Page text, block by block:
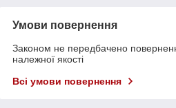
Умови повернення
Законом не передбачено
належної якості
Всі умови повернення